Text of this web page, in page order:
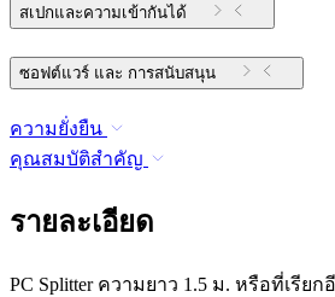
สเปกและความเข้ากันได้
ซอฟต์แวร์ และ การสนับสนุน
ความยั่งยืน
คุณสมบัติสำคัญ
รายละเอียด
PC Splitter ความยาว 1.5 ม. หรือที่เรียก